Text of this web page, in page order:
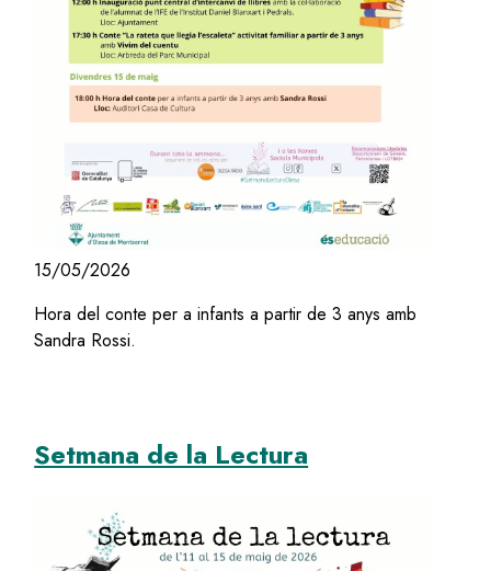
15/05/2026
Hora del conte per a infants a partir de 3 anys amb
Sandra Rossi.
Setmana de la Lectura